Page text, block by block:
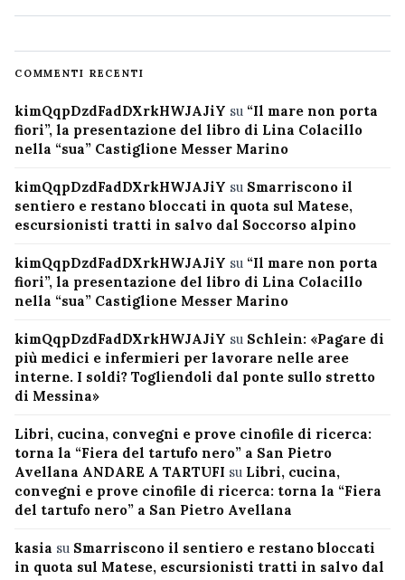
COMMENTI RECENTI
kimQqpDzdFadDXrkHWJAJiY su “Il mare non porta
fiori”, la presentazione del libro di Lina Colacillo
nella “sua” Castiglione Messer Marino
kimQqpDzdFadDXrkHWJAJiY su Smarriscono il
sentiero e restano bloccati in quota sul Matese,
escursionisti tratti in salvo dal Soccorso alpino
kimQqpDzdFadDXrkHWJAJiY su “Il mare non porta
fiori”, la presentazione del libro di Lina Colacillo
nella “sua” Castiglione Messer Marino
kimQqpDzdFadDXrkHWJAJiY su Schlein: «Pagare di
più medici e infermieri per lavorare nelle aree
interne. I soldi? Togliendoli dal ponte sullo stretto
di Messina»
Libri, cucina, convegni e prove cinofile di ricerca:
torna la “Fiera del tartufo nero” a San Pietro
Avellana ANDARE A TARTUFI su Libri, cucina,
convegni e prove cinofile di ricerca: torna la “Fiera
del tartufo nero” a San Pietro Avellana
kasia su Smarriscono il sentiero e restano bloccati
in quota sul Matese, escursionisti tratti in salvo dal